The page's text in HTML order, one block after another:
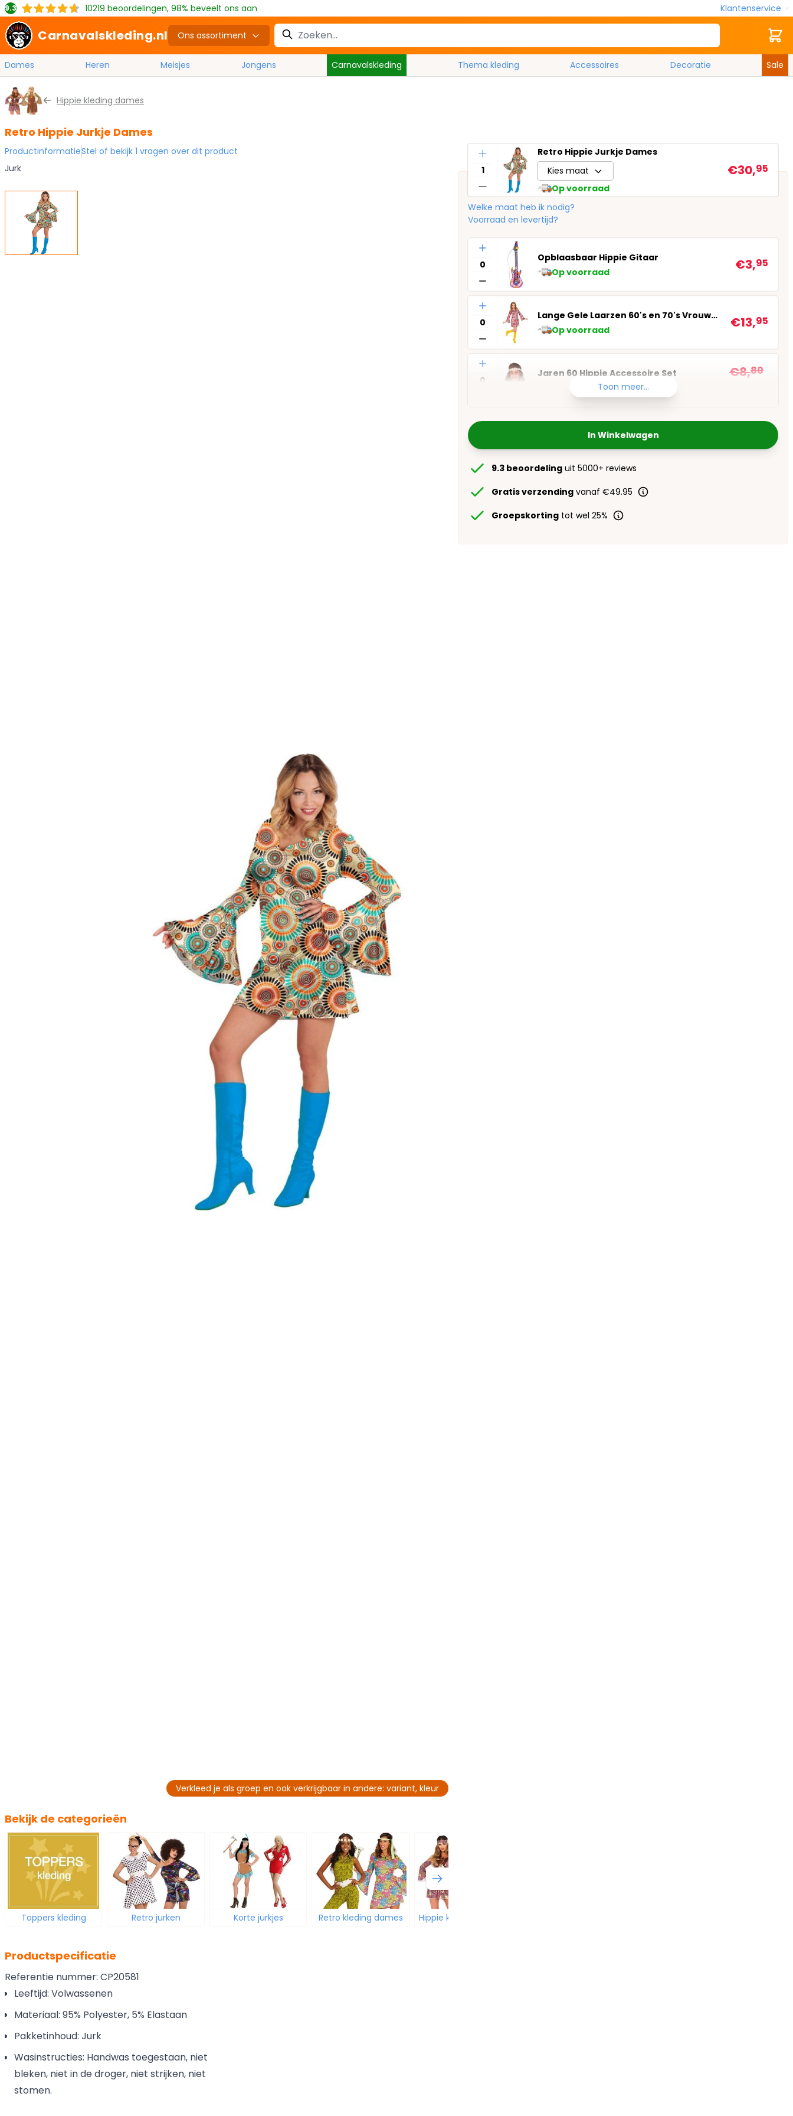
9.3 10219 beoordelingen, 98% beveelt ons aan Klantenservice
Carnavalskleding.nl Ons assortiment
Zoek Cart
Dames Heren Meisjes Jongens Carnavalskleding Thema kleding Accessoires Decoratie
Sale
Hippie kleding dames
Retro Hippie Jurkje Dames
ProductinformatieStel of bekijk 1 vragen over dit product
Jurk
Verkleed je als groep en ook verkrijgbaar in andere: variant, kleur
Aantal
Retro Hippie Jurkje Dames
Kies maat
Op voorraad
€30,95
Welke maat heb ik nodig?
Voorraad en levertijd?
Aantal
Opblaasbaar Hippie Gitaar
Op voorraad
€3,95
Aantal
Lange Gele Laarzen 60's en 70's Vrouwen
Op voorraad
€13,95
Aantal
Jaren 60 Hippie Accessoire Set
Op voorraad
€8,80
Toon meer...
In Winkelwagen
9.3 beoordeling uit 5000+ reviews
Gratis verzending vanaf €49.95
Groepskorting tot wel 25%
Bekijk de categorieën
Toppers kleding Retro jurken Korte jurkjes Retro kleding dames Hippie kleding dames
Productspecificatie
Referentie nummer: CP20581
Leeftijd: Volwassenen
Materiaal: 95% Polyester, 5% Elastaan
Pakketinhoud: Jurk
Wasinstructies: Handwas toegestaan, niet
bleken, niet in de droger, niet strijken, niet
stomen.